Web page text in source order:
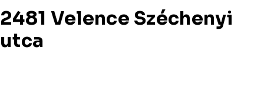
2481 Velence Széchenyi
utca